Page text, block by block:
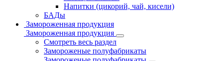
Напитки (цикорий, чай, кисели)
БАДы
Замороженная продукция
Замороженная продукция
Смотреть весь раздел
Замороженые полуфабрикаты